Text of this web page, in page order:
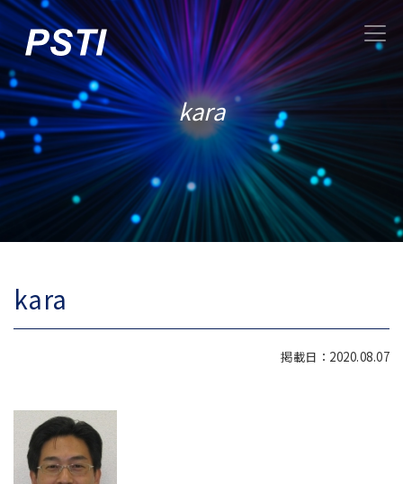
kara
kara
掲載日：2020.08.07